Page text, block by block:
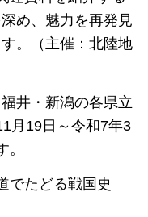
め、魅力を再発見
。（主催：北陸地
井・新潟の各県立
月19日～令和7年3
でたどる戦国史